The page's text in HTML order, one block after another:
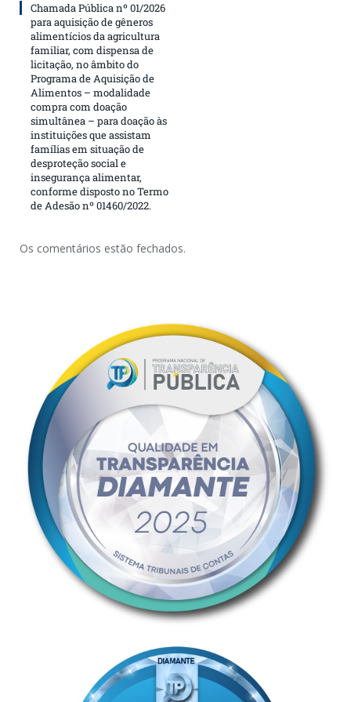
Chamada Pública nº 01/2026
para aquisição de gêneros
alimentícios da agricultura
familiar, com dispensa de
licitação, no âmbito do
Programa de Aquisição de
Alimentos – modalidade
compra com doação
simultânea – para doação às
instituições que assistam
famílias em situação de
desproteção social e
insegurança alimentar,
conforme disposto no Termo
de Adesão nº 01460/2022.
Os comentários estão fechados.